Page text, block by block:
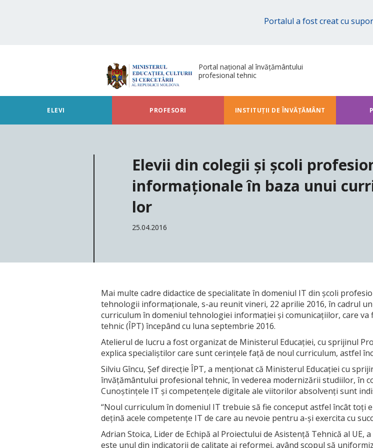
Portalul a fost creat cu
Portal național al învățământului
profesional tehnic
ELEVI PROFESORI INSTITUȚII DE ÎNVĂȚĂMÂNT
Elevii din colegii și școli
informaționale în baza unui
lor
25.04.2016
Mai multe cadre didactice de specialitate în domeniul IT din școli
tehnologii informaționale, s-au reunit vineri, 22 aprilie 2016, în cadrul
curriculum în domeniul tehnologiei informației și comunicațiilor, care
tehnic (ÎPT) începând cu luna septembrie 2016.
Atelierul de lucru a fost organizat de Ministerul Educației, cu sprijinul
explica specialiștilor care sunt cerințele față de noul curriculum, astfel
Silviu Gîncu, Șef direcție ÎPT, a menționat că Ministerul Educației cu
învățământului profesional tehnic, în vederea modernizării studiilor, în
Cunoștințele IT și competențele digitale ale viitorilor absolvenți sunt
“Noul curriculum în domeniul IT trebuie să fie conceput astfel încât toți
dețină acele competențe IT de care au nevoie pentru a-și exercita cu
Adrian Stoica, Lider de Echipă al Proiectului de Asistență Tehnică al
este unul din indicatorii de calitate ai reformei, având scopul să